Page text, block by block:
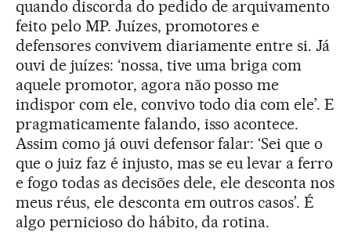
quando discorda do pedido de arquivamento
feito pelo MP. Juízes, promotores e
defensores convivem diariamente entre si. Já
ouvi de juízes: ‘nossa, tive uma briga com
aquele promotor, agora não posso me
indispor com ele, convivo todo dia com ele’. E
pragmaticamente falando, isso acontece.
Assim como já ouvi defensor falar: ‘Sei que o
que o juiz faz é injusto, mas se eu levar a ferro
e fogo todas as decisões dele, ele desconta nos
meus réus, ele desconta em outros casos’. É
algo pernicioso do hábito, da rotina.